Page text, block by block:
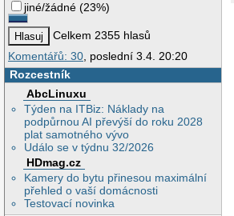
jiné/žádné (23%)
Celkem 2355 hlasů
Komentářů: 30 , poslední 3.4. 20:20
Rozcestník
AbcLinuxu
Týden na ITBiz: Náklady na
podpůrnou AI převýší do roku 2028
plat samotného vývo
Událo se v týdnu 32/2026
HDmag.cz
Kamery do bytu přinesou maximální
přehled o vaší domácnosti
Testovací novinka